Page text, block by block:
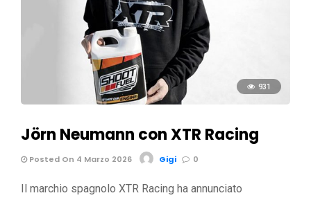
931
Jörn Neumann con XTR Racing
Posted On 4 Marzo 2026 Gigi 0
Il marchio spagnolo XTR Racing ha annunciato